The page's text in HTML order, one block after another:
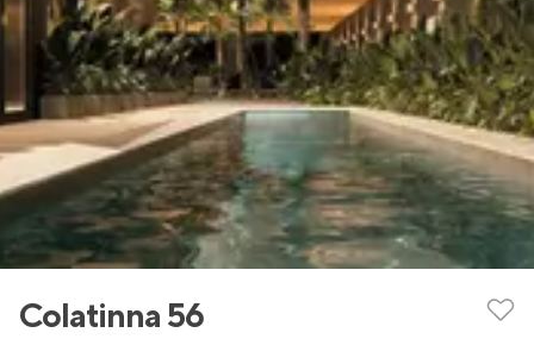
Colatinna 56